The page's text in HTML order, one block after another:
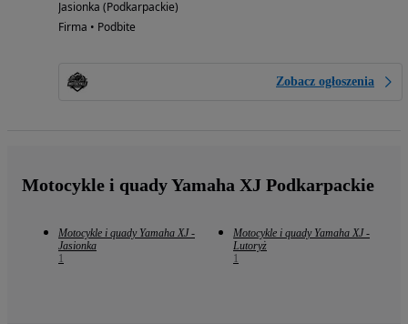
Jasionka (Podkarpackie)
Firma • Podbite
Zobacz ogłoszenia
Motocykle i quady Yamaha XJ Podkarpackie
Motocykle i quady Yamaha XJ -
Jasionka
1
Motocykle i quady Yamaha XJ -
Lutoryż
1